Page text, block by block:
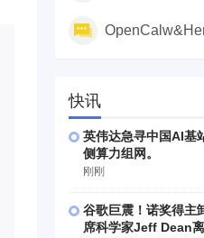
快讯
英伟达急寻中国AI基
侧算力组网。
刚刚
谷歌巨震！诺奖得主
席科学家Jeff Dean